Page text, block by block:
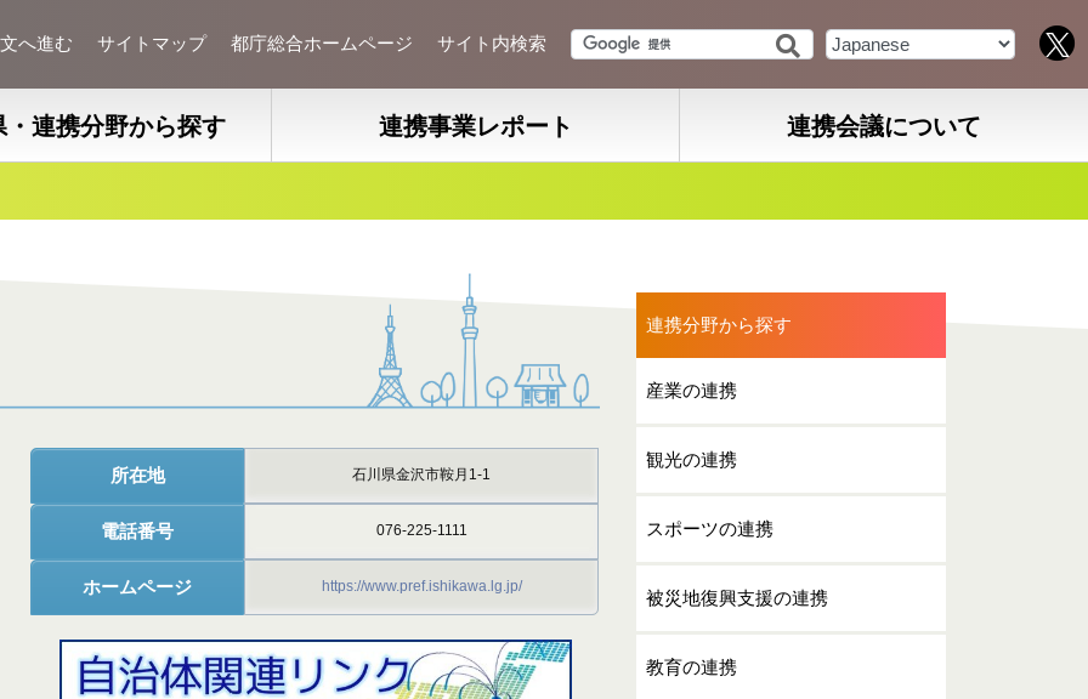
へ進む サイトマップ 都庁総合ホームページ サイト内検索
・連携分野から探す 連携事業レポート 連携会議について
所在地 石川県金沢市鞍月1-1
電話番号 076-225-1111
ホームページ https://www.pref.ishikawa.lg.jp/
連携分野から探す
産業の連携
観光の連携
スポーツの連携
被災地復興支援の連携
教育の連携